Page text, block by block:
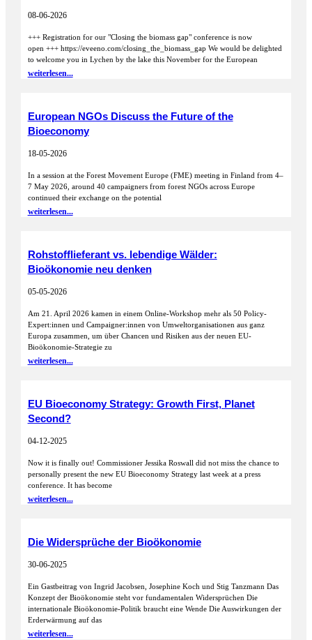
08-06-2026
+++ Registration for our "Closing the biomass gap" conference is now
open +++ https://eveeno.com/closing_the_biomass_gap We would be delighted
to welcome you in Lychen by the lake this November for the European
weiterlesen...
European NGOs Discuss the Future of the
Bioeconomy
18-05-2026
In a session at the Forest Movement Europe (FME) meeting in Finland from 4–
7 May 2026, around 40 campaigners from forest NGOs across Europe
continued their exchange on the potential
weiterlesen...
Rohstofflieferant vs. lebendige Wälder:
Bioökonomie neu denken
05-05-2026
Am 21. April 2026 kamen in einem Online-Workshop mehr als 50 Policy-
Expert:innen und Campaigner:innen von Umweltorganisationen aus ganz
Europa zusammen, um über Chancen und Risiken aus der neuen EU-
Bioökonomie-Strategie zu
weiterlesen...
EU Bioeconomy Strategy: Growth First, Planet
Second?
04-12-2025
Now it is finally out! Commissioner Jessika Roswall did not miss the chance to
personally present the new EU Bioeconomy Strategy last week at a press
conference. It has become
weiterlesen...
Die Widersprüche der Bioökonomie
30-06-2025
Ein Gastbeitrag von Ingrid Jacobsen, Josephine Koch und Stig Tanzmann Das
Konzept der Bioökonomie steht vor fundamentalen Widersprüchen Die
internationale Bioökonomie-Politik braucht eine Wende Die Auswirkungen der
Erderwärmung auf das
weiterlesen...